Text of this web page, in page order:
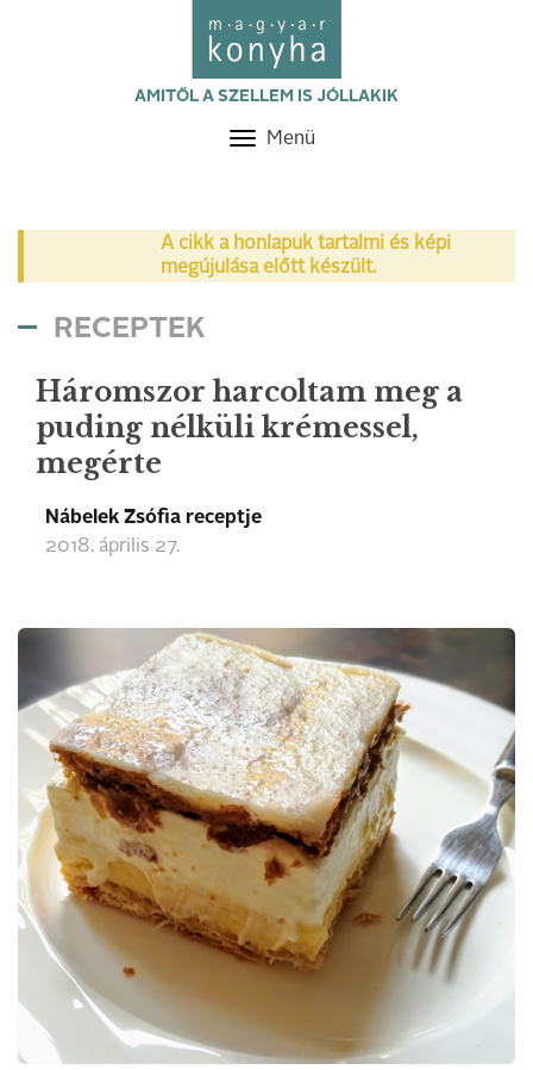
AMITŐL A SZELLEM IS JÓLLAKIK
Toggle
Menü
A cikk a honlapuk tartalmi és képi
megújulása előtt készült.
RECEPTEK
Háromszor harcoltam meg a
puding nélküli krémessel,
megérte
Nábelek Zsófia receptje
2018. április 27.